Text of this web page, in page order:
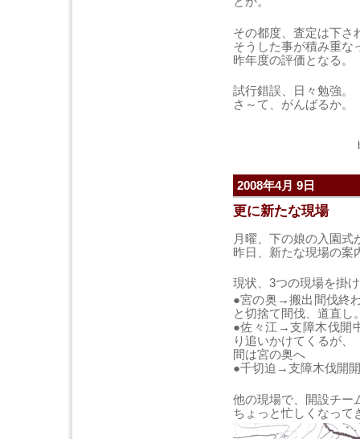
その都度、査定は下さ
そうした事が積み重な
昨年度の評価となる。
試行錯誤、日々勉強。
さ～て、がんばるか。
2008年4月 9日
更に新たな現場
月曜、下の娘の入園式
昨日、新たな現場の案
現状、3つの現場を掛
●宮の奥→搬出間伐終
と切捨て間伐、道直し
●佐々江→支障木伐開
り追いかけてくるが
間は宮の奥へ
●千切迫→支障木伐開
他の現場で、開設チー
ちょっと忙しくなって